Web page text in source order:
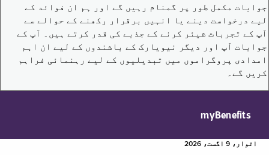
جوابات مکمل طور پر گمنام رہیں گے اور ہم ان فوائد کے
لیے درخواست دینے یا انہیں برقرار رکھنے کے حوالے سے
آپ کے تجربات شیئر کرنے کے جذبے کی قدر کرتے ہیں۔ آپ کے
جوابات آپ اور دیگر نیویارک کے باشندوں کے لیے ان اہم
امدادی پروگراموں میں تبدیلیوں کے لیے رہنمائی فراہم
کریں گے۔
myBenefits
اتوار، 9 اگست، 2026